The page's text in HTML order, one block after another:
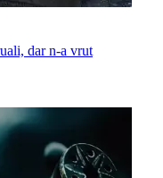
dar n-a vrut